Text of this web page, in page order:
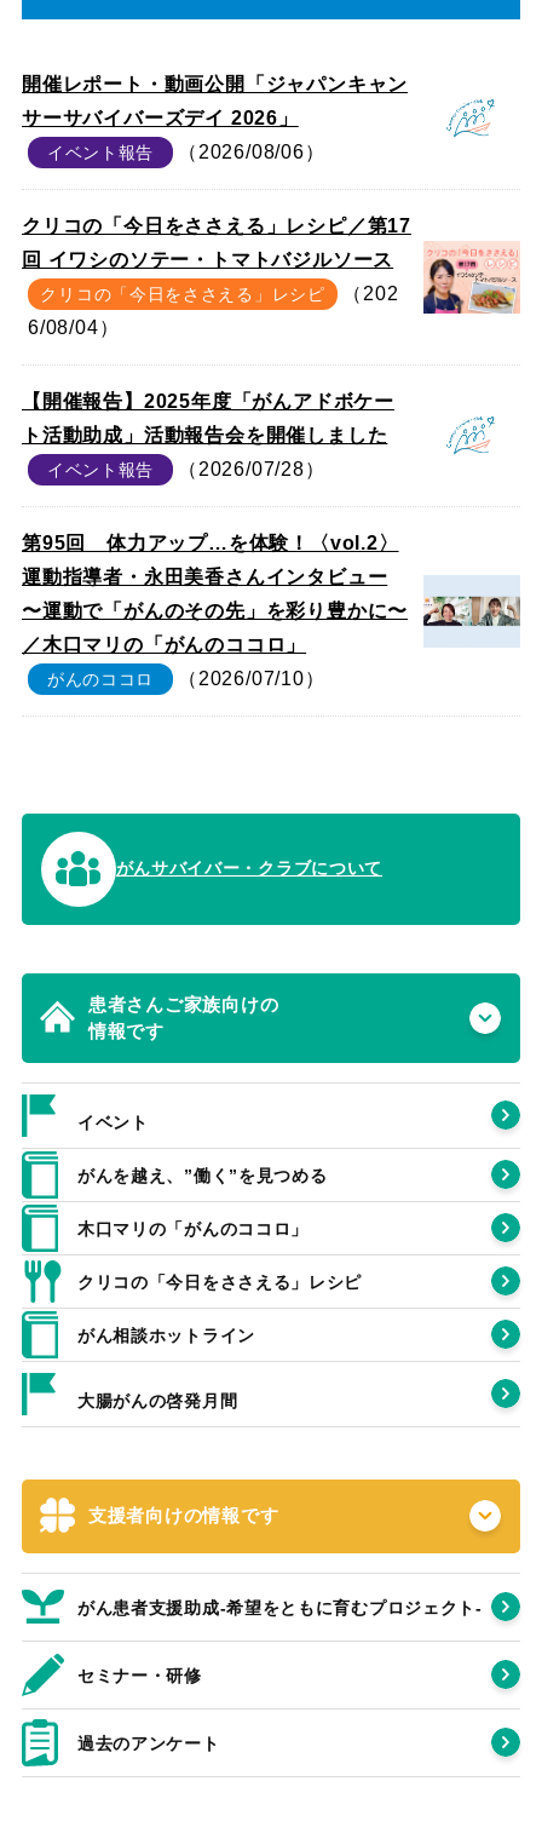
開催レポート・動画公開「ジャパンキャン
サーサバイバーズデイ 2026」
イベント報告 （2026/08/06）
クリコの「今日をささえる」レシピ／第17
回 イワシのソテー・トマトバジルソース
クリコの「今日をささえる」レシピ
（202
6/08/04）
【開催報告】2025年度「がんアドボケー
ト活動助成」活動報告会を開催しました
イベント報告 （2026/07/28）
第95回 体力アップ…を体験！〈vol.2〉
運動指導者・永田美香さんインタビュー
〜運動で「がんのその先」を彩り豊かに〜
／木口マリの「がんのココロ」
がんのココロ （2026/07/10）
がんサバイバー・クラブについて
患者さんご家族向けの
情報です
イベント
がんを越え、”働く”を見つめる
木口マリの「がんのココロ」
クリコの「今日をささえる」レシピ
がん相談ホットライン
大腸がんの啓発月間
支援者向けの情報です
がん患者支援助成-希望をともに育むプロジェクト‐
セミナー・研修
過去のアンケート